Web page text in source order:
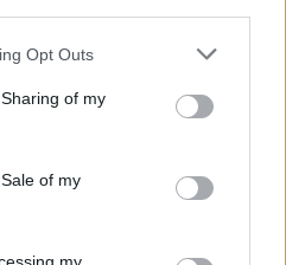
Opt Outs
of my
of my
Silva vai apresentar o seu